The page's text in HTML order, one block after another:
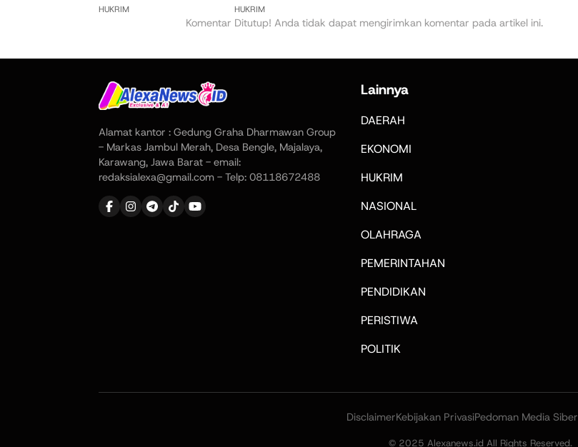
HUKRIM HUKRIM
Komentar Ditutup! Anda tidak dapat mengirimkan komentar pada artikel ini.
Alamat kantor : Gedung Graha Dharmawan Group
- Markas Jambul Merah, Desa Bengle, Majalaya,
Karawang, Jawa Barat - email:
redaksialexa@gmail.com - Telp: 08118672488
Lainnya
DAERAH
EKONOMI
HUKRIM
NASIONAL
OLAHRAGA
PEMERINTAHAN
PENDIDIKAN
PERISTIWA
POLITIK
DisclaimerKebijakan PrivasiPedoman Media Siber
© 2025 Alexanews.id All Rights Reserved.